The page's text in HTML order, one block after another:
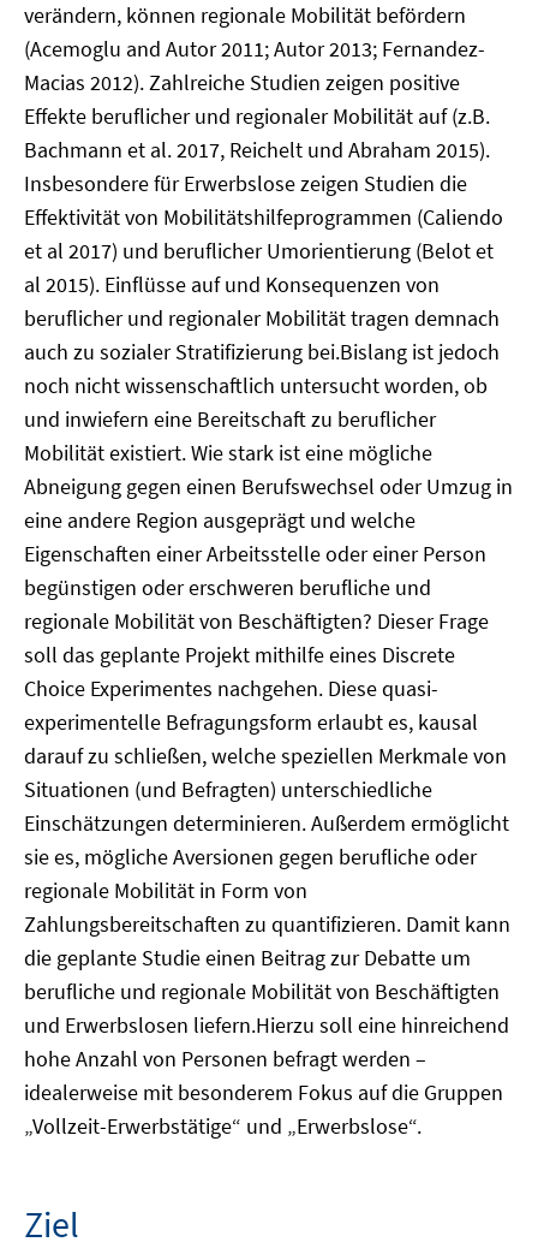
verändern, können regionale Mobilität befördern
(Acemoglu and Autor 2011; Autor 2013; Fernandez-
Macias 2012). Zahlreiche Studien zeigen positive
Effekte beruflicher und regionaler Mobilität auf (z.B.
Bachmann et al. 2017, Reichelt und Abraham 2015).
Insbesondere für Erwerbslose zeigen Studien die
Effektivität von Mobilitätshilfeprogrammen (Caliendo
et al 2017) und beruflicher Umorientierung (Belot et
al 2015). Einflüsse auf und Konsequenzen von
beruflicher und regionaler Mobilität tragen demnach
auch zu sozialer Stratifizierung bei.Bislang ist jedoch
noch nicht wissenschaftlich untersucht worden, ob
und inwiefern eine Bereitschaft zu beruflicher
Mobilität existiert. Wie stark ist eine mögliche
Abneigung gegen einen Berufswechsel oder Umzug in
eine andere Region ausgeprägt und welche
Eigenschaften einer Arbeitsstelle oder einer Person
begünstigen oder erschweren berufliche und
regionale Mobilität von Beschäftigten? Dieser Frage
soll das geplante Projekt mithilfe eines Discrete
Choice Experimentes nachgehen. Diese quasi-
experimentelle Befragungsform erlaubt es, kausal
darauf zu schließen, welche speziellen Merkmale von
Situationen (und Befragten) unterschiedliche
Einschätzungen determinieren. Außerdem ermöglicht
sie es, mögliche Aversionen gegen berufliche oder
regionale Mobilität in Form von
Zahlungsbereitschaften zu quantifizieren. Damit kann
die geplante Studie einen Beitrag zur Debatte um
berufliche und regionale Mobilität von Beschäftigten
und Erwerbslosen liefern.Hierzu soll eine hinreichend
hohe Anzahl von Personen befragt werden –
idealerweise mit besonderem Fokus auf die Gruppen
„Vollzeit-Erwerbstätige“ und „Erwerbslose“.
Ziel